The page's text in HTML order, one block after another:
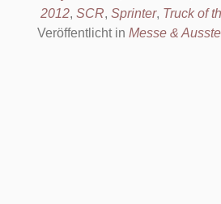
2012, SCR, Sprinter, Truck of
Veröffentlicht in Messe &